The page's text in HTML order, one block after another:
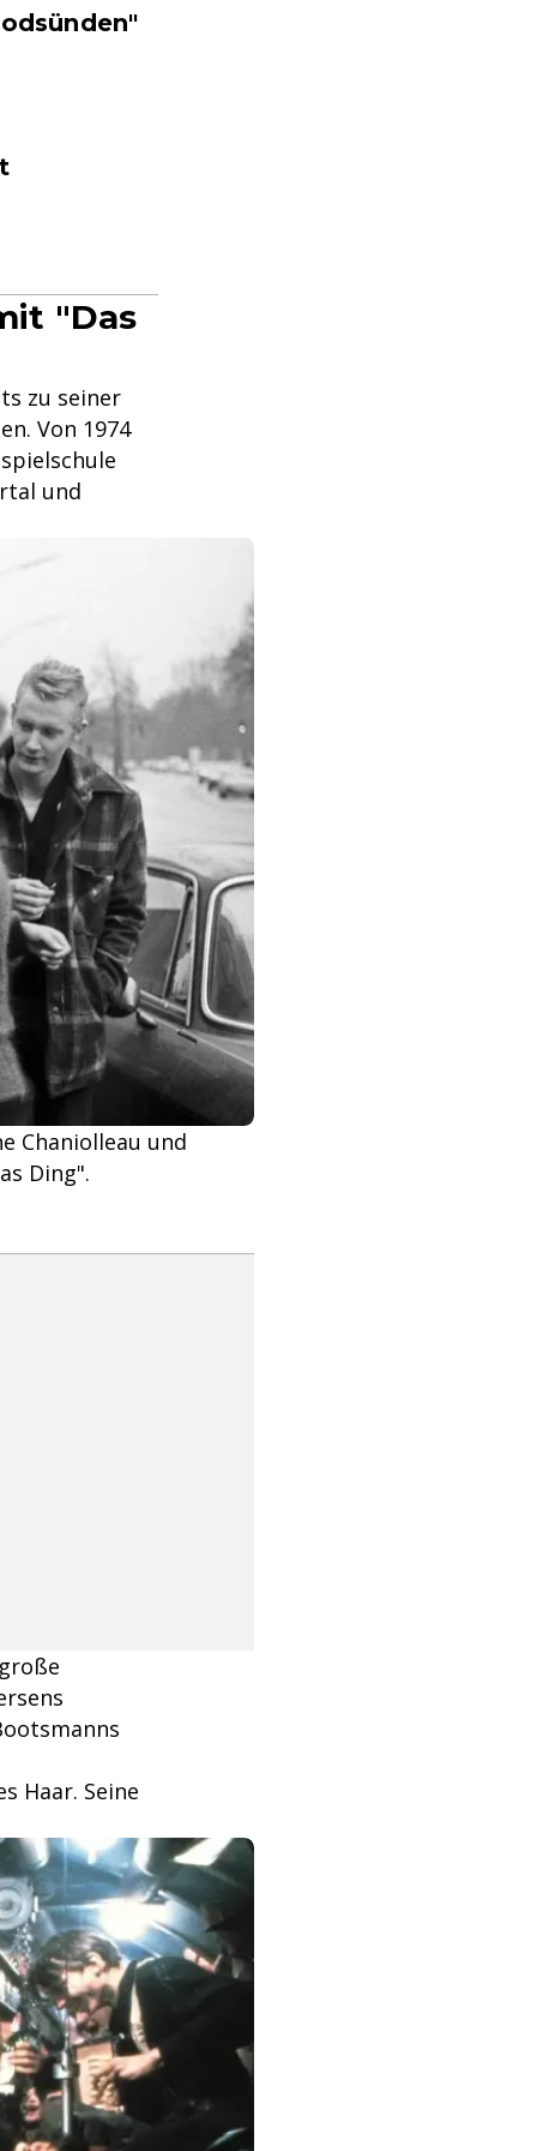
"Das
zu seiner
Von 1974
und
Chaniolleau und
Ding".
Haar. Seine